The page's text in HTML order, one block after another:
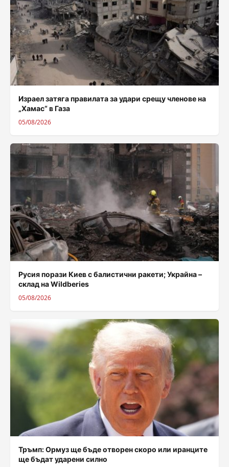
Израел затяга правилата за удари срещу членове на
„Хамас“ в Газа
05/08/2026
Русия порази Киев с балистични ракети; Украйна –
склад на Wildberies
05/08/2026
Тръмп: Ормуз ще бъде отворен скоро или иранците
ще бъдат ударени силно